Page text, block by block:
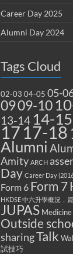
Career Day 2025
Alumni Day 2024
Tags Cloud
02-03 04-05 05-
0909-10
13-14 14-15
17 17-18
Alumni
Amity ARCH
Day Career Day
Form 6 Form 7
HKDSE 中六升學概況，
JUPAS Medicine
Outside
sharingTalk
試技巧